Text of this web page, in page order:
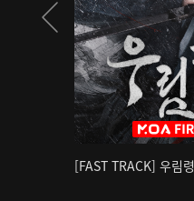
[FAST TRACK] 우림령